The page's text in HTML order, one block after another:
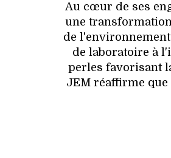
Au cœur de ses
une
de
de laboratoire à
perles favorisant
JEM réaffirme